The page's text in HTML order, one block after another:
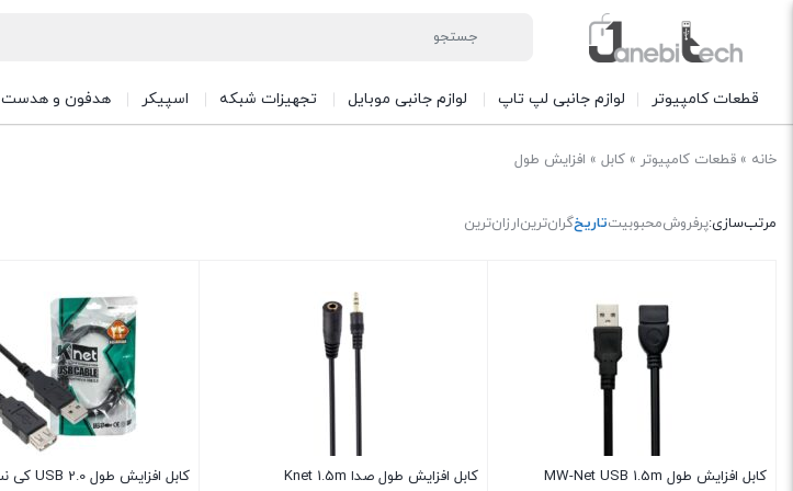
قطعات کامپیوتر لوازم جانبی لپ تاپ لوازم جانبی موبایل تجهیزات شبکه اسپیکر هدفون و هدست
خانه » قطعات کامپیوتر » کابل » افزایش طول
مرتب‌سازی:پرفروشمحبوبیتتاریخگران‌ترینارزان‌ترین
کابل افزایش طول MW-Net USB 1.5m کابل افزایش طول صدا Knet 1.5m